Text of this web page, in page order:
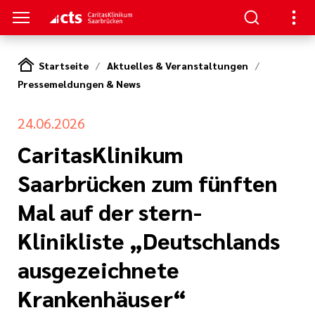
Ihrem
Aufenthalts
/ Orientierung
von A-Z
zur Pflege
und
Startseite
Aktuelles & Veranstaltungen
Pressemeldungen & News
24.06.2026
CaritasKlinikum
Saarbrücken zum fünften
Mal auf der stern-
Klinikliste „Deutschlands
ausgezeichnete
Krankenhäuser“